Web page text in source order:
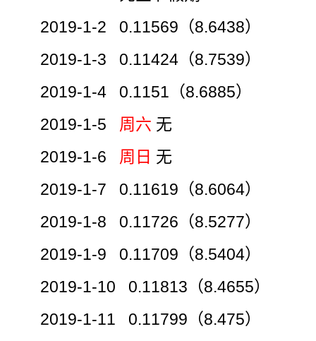
2019-1-2 0.11569（8.6438）
2019-1-3 0.11424（8.7539）
2019-1-4 0.1151（8.6885）
2019-1-5 周六 无
2019-1-6 周日 无
2019-1-7 0.11619（8.6064）
2019-1-8 0.11726（8.5277）
2019-1-9 0.11709（8.5404）
2019-1-10 0.11813（8.4655）
2019-1-11 0.11799（8.475）